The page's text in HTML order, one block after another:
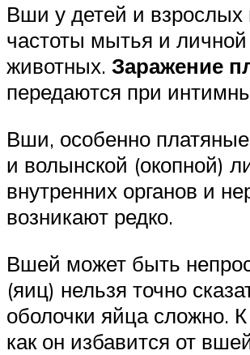
Вши у детей и взрослых
частоты мытья и
животных. Заражение
передаются при
Вши, особенно
и волынской (окопной)
внутренних органов и
возникают редко.
Вшей может быть
(яиц) нельзя точно
оболочки яйца сложно.
как он избавится от